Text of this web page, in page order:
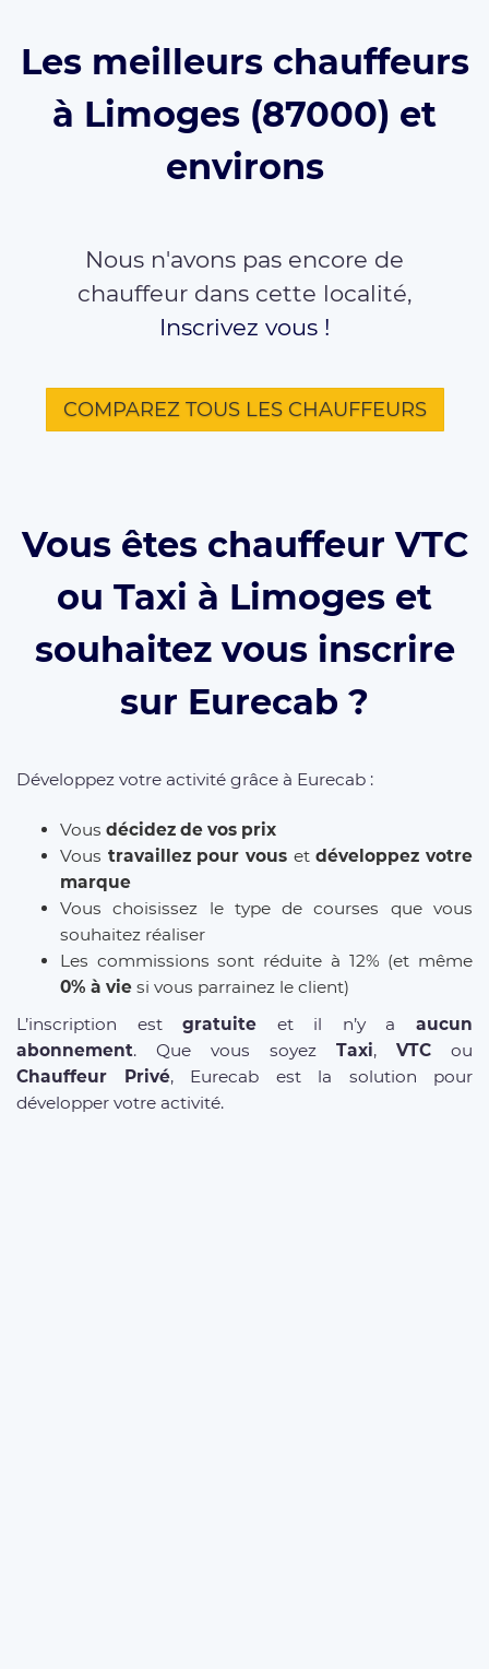
Les meilleurs chauffeurs
à Limoges (87000) et
environs
Nous n'avons pas encore de
chauffeur dans cette localité,
Inscrivez vous !
COMPAREZ TOUS LES CHAUFFEURS
Vous êtes chauffeur VTC
ou Taxi à Limoges et
souhaitez vous inscrire
sur Eurecab ?
Développez votre activité grâce à Eurecab :
Vous décidez de vos prix
Vous travaillez pour vous etdéveloppez votre
marque
Vous choisissez le type de courses que vous
souhaitez réaliser
Les commissions sont réduite à 12% (et même
0% à vie si vous parrainez le client)
L’inscription estgratuite et il n’y aaucun
abonnement. Que vous soyez Taxi, VTC ou
Chauffeur Privé, Eurecab est la solution pour
développer votre activité.